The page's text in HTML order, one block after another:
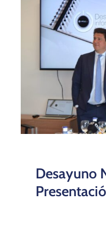
Desayuno